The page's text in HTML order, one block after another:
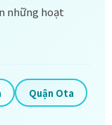
những hoạt
Quận Ota